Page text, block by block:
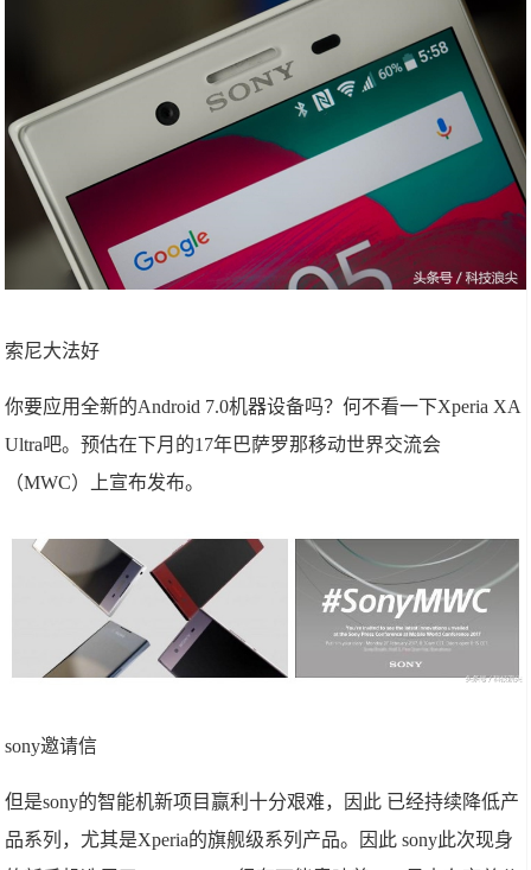
索尼大法好
你要应用全新的Android 7.0机器设备吗？何不看一下Xperia XA
Ultra吧。预估在下月的17年巴萨罗那移动世界交流会
（MWC）上宣布发布。
sony邀请信
但是sony的智能机新项目赢利十分艰难，因此 已经持续降低产
品系列，尤其是Xperia的旗舰级系列产品。因此 sony此次现身